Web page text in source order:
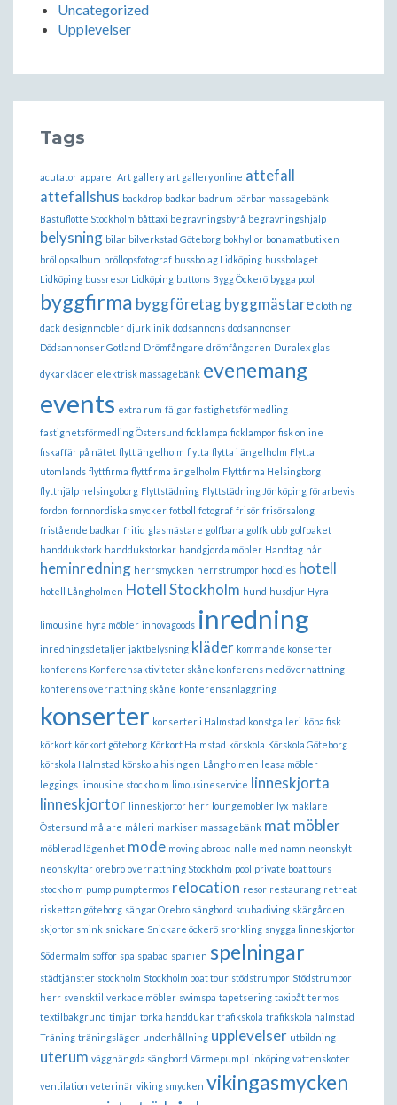
Uncategorized
Upplevelser
Tags
acutator apparel Art gallery art gallery online attefall
attefallshus backdrop badkar badrum bärbar massagebänk
Bastuflotte Stockholm båttaxi begravningsbyrå begravningshjälp
belysning bilar bilverkstad Göteborg bokhyllor bonamatbutiken
bröllopsalbum bröllopsfotograf bussbolag Lidköping bussbolaget
Lidköping bussresor Lidköping buttons Bygg Öckerö bygga pool
byggfirma byggföretagbyggmästare clothing
däck designmöbler djurklinik dödsannons dödsannonser
Dödsannonser Gotland Drömfångare drömfångaren Duralex glas
dykarkläder elektrisk massagebänk evenemang
events extra rum fälgar fastighetsförmedling
fastighetsförmedling Östersund ficklampa ficklampor fisk online
fiskaffär på nätet flytt ängelholm flytta flytta i ängelholm Flytta
utomlands flyttfirma flyttfirma ängelholm Flyttfirma Helsingborg
flytthjälp helsingoborg Flyttstädning Flyttstädning Jönköping förarbevis
fordon fornnordiska smycker fotboll fotograf frisör frisörsalong
fristående badkar fritid glasmästare golfbana golfklubb golfpaket
handdukstork handdukstorkar handgjorda möbler Handtag hår
heminredning herrsmycken herrstrumpor hoddies hotell
hotell Långholmen Hotell Stockholm hund husdjur Hyra
limousine hyra möbler innovagoods inredning
inredningsdetaljer jaktbelysning kläder kommande konserter
konferens Konferensaktiviteter skåne konferens med övernattning
konferens övernattning skåne konferensanläggning
konserter konserter i Halmstad konstgalleri köpa fisk
körkort körkort göteborg Körkort Halmstad körskola Körskola Göteborg
körskola Halmstad körskola hisingen Långholmen leasa möbler
leggings limousine stockholm limousineservice linneskjorta
linneskjortor linneskjortor herr loungemöbler lyx mäklare
Östersund målare måleri markiser massagebänk mat möbler
möblerad lägenhet mode moving abroad nalle med namn neonskylt
neonskyltar örebro övernattning Stockholm pool private boat tours
stockholm pump pumptermos relocation resor restaurang retreat
riskettan göteborg sängar Örebro sängbord scuba diving skärgården
skjortor smink snickare Snickare öckerö snorkling snygga linneskjortor
Södermalm soffor spa spabad spanien spelningar
städtjänster stockholm Stockholm boat tour stödstrumpor Stödstrumpor
herr svensktillverkade möbler swimspa tapetsering taxibåt termos
textilbakgrund timjan torka handdukar trafikskola trafikskola halmstad
Träning träningsläger underhållning upplevelser utbildning
uterum vägghängda sängbord Värmepump Linköping vattenskoter
ventilation veterinär viking smycken vikingasmycken